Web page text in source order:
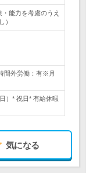
能力を考慮のうえ
）
間外労働：有※月
）* 祝日* 有給休暇
気になる